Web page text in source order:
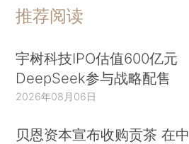
推荐阅读
宇树科技IPO估值600亿元
DeepSeek参与战略配售
2026年08月06日
贝恩资本宣布收购贡茶 在中